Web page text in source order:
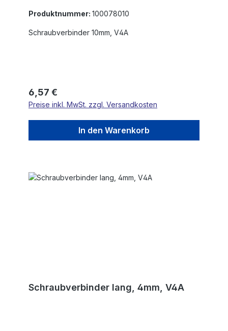
Produktnummer: 100078010
Schraubverbinder 10mm, V4A
Regulärer Preis:
6,57 €
Preise inkl. MwSt. zzgl. Versandkosten
In den Warenkorb
Schraubverbinder lang, 4mm, V4A